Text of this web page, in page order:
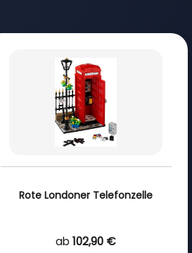
Rote Londoner Telefonzelle
ab 102,90 €